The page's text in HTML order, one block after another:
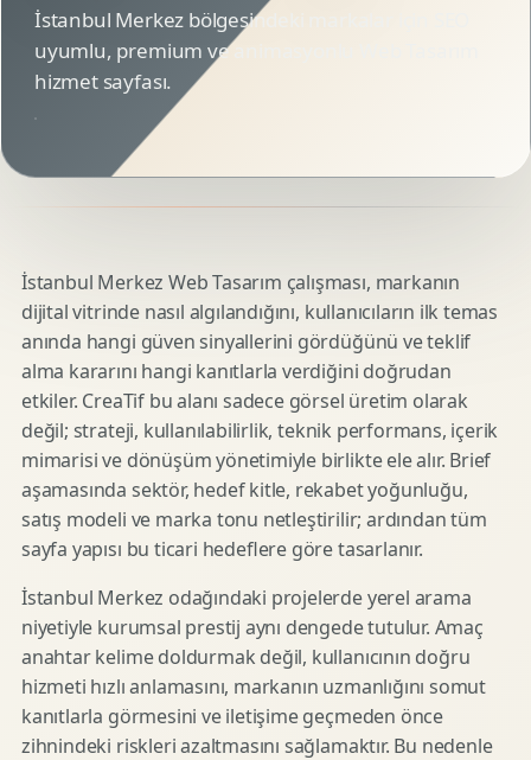
İstanbul Merkez bölgesindeki markalar için SEO
uyumlu, premium ve animasyonlu Web Tasarım
hizmet sayfası.
İstanbul Merkez Web Tasarım çalışması, markanın
dijital vitrinde nasıl algılandığını, kullanıcıların ilk temas
anında hangi güven sinyallerini gördüğünü ve teklif
alma kararını hangi kanıtlarla verdiğini doğrudan
etkiler. CreaTif bu alanı sadece görsel üretim olarak
değil; strateji, kullanılabilirlik, teknik performans, içerik
mimarisi ve dönüşüm yönetimiyle birlikte ele alır. Brief
aşamasında sektör, hedef kitle, rekabet yoğunluğu,
satış modeli ve marka tonu netleştirilir; ardından tüm
sayfa yapısı bu ticari hedeflere göre tasarlanır.
İstanbul Merkez odağındaki projelerde yerel arama
niyetiyle kurumsal prestij aynı dengede tutulur. Amaç
anahtar kelime doldurmak değil, kullanıcının doğru
hizmeti hızlı anlamasını, markanın uzmanlığını somut
kanıtlarla görmesini ve iletişime geçmeden önce
zihnindeki riskleri azaltmasını sağlamaktır. Bu nedenle